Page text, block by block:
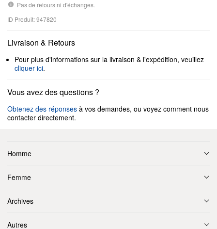
Pas de retours ni d'échanges.
ID Produit: 947820
Livraison & Retours
Pour plus d'informations sur la livraison & l'expédition, veuillez
cliquer ici.
Vous avez des questions ?
Obtenez des réponses à vos demandes, ou voyez comment nous
contacter directement.
Homme
Femme
Archives
Autres